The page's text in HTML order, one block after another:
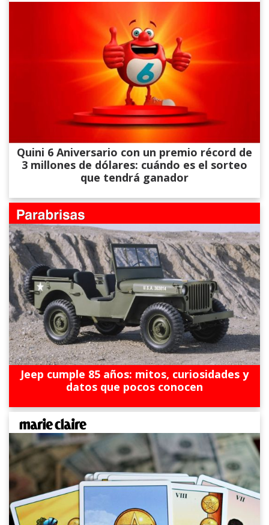
Quini 6 Aniversario con un premio récord de
3 millones de dólares: cuándo es el sorteo
que tendrá ganador
Jeep cumple 85 años: mitos, curiosidades y
datos que pocos conocen